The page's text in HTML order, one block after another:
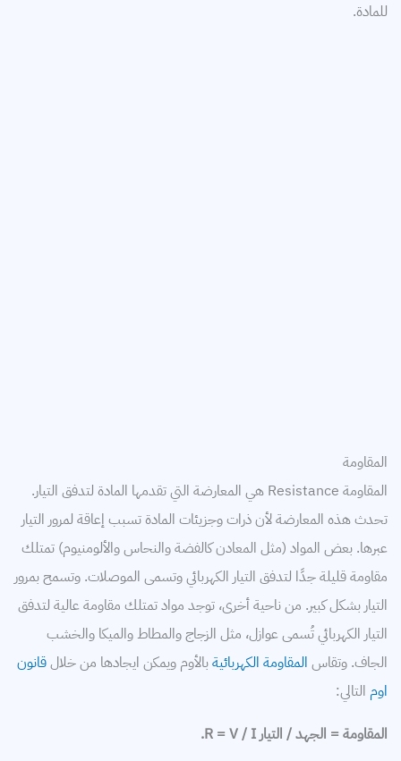
للمادة.
المقاومة
المقاومة Resistance هي المعارضة التي تقدمها المادة لتدفق التيار.
تحدث هذه المعارضة لأن ذرات وجزيئات المادة تسبب إعاقة لمرور التيار
عبرها. بعض المواد (مثل المعادن كالفضة والنحاس والألومنيوم) تمتلك
مقاومة قليلة جدًا لتدفق التيار الكهربائي وتسمى الموصلات. وتسمح بمرور
التيار بشكل كبير. من ناحية أخرى، توجد مواد تمتلك مقاومة عالية لتدفق
التيار الكهربائي تُسمى عوازل، مثل الزجاج والمطاط والميكا والخشب
الجاف. وتقاس المقاومة الكهربائيةبالأوم ويمكن ايجادها من خلالقانون
اوم التالي:
المقاومة = الجهد / التيار R = V / I.